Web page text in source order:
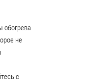
обогрева
не
с